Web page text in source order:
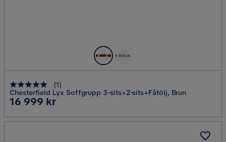
(1)
Chesterfield Lyx Soffgrupp 3-sits+2-sits+Fåtölj, Brun
Pris
16 999 kr